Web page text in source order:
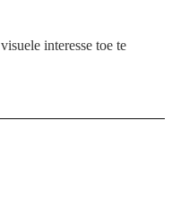
interesse toe te